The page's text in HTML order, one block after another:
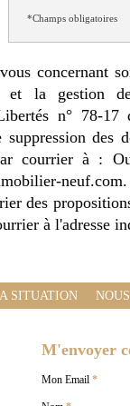
*Champs obligatoires
concernant
et la gestion
n° 78-
des
courrier à :
des
à l'adresse
SITUATION
M'envoyer
Mon Email *